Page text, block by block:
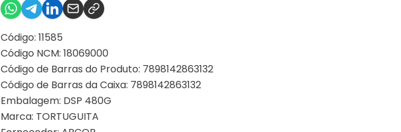
Código: 11585
Código NCM: 18069000
Código de Barras do Produto: 7898142863132
Código de Barras da Caixa: 7898142863132
Embalagem: DSP 480G
Marca: TORTUGUITA